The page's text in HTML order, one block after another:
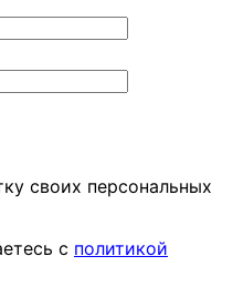
своих персональных
с политикой